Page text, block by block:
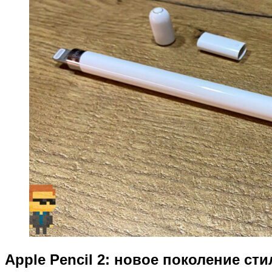
Apple Pencil 2: новое поколение